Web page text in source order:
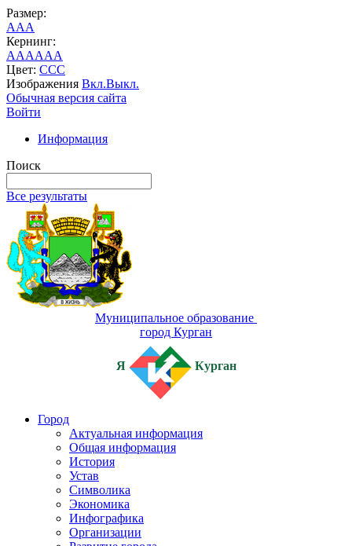
Размер:
AAA
Кернинг:
AAAAAA
Цвет: CCC
Изображения Вкл.Выкл.
Обычная версия сайта
Войти
Информация
Поиск
Все результаты
Муниципальное образование
город Курган
Я Курган
Город
Актуальная информация
Общая информация
История
Устав
Символика
Экономика
Инфографика
Организации